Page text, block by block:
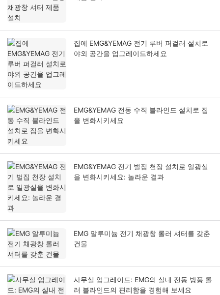
집에 EMG&YEMAG 전기 루버 퍼걸러 설치로
야외 공간을 업그레이드하세요
EMG&YEMAG 전동 수직 블라인드 설치로 집
을 변화시키세요
EMG&YEMAG 전기 벌집 천장 설치로 일광실
을 변화시키세요: 놀라운 결과
EMG 알루미늄 전기 채광창 롤러 셔터를 갖춘
건물
사무실 업그레이드: EMG의 실내 전동 방풍 롤
러 블라인드의 편리함을 경험해 보세요